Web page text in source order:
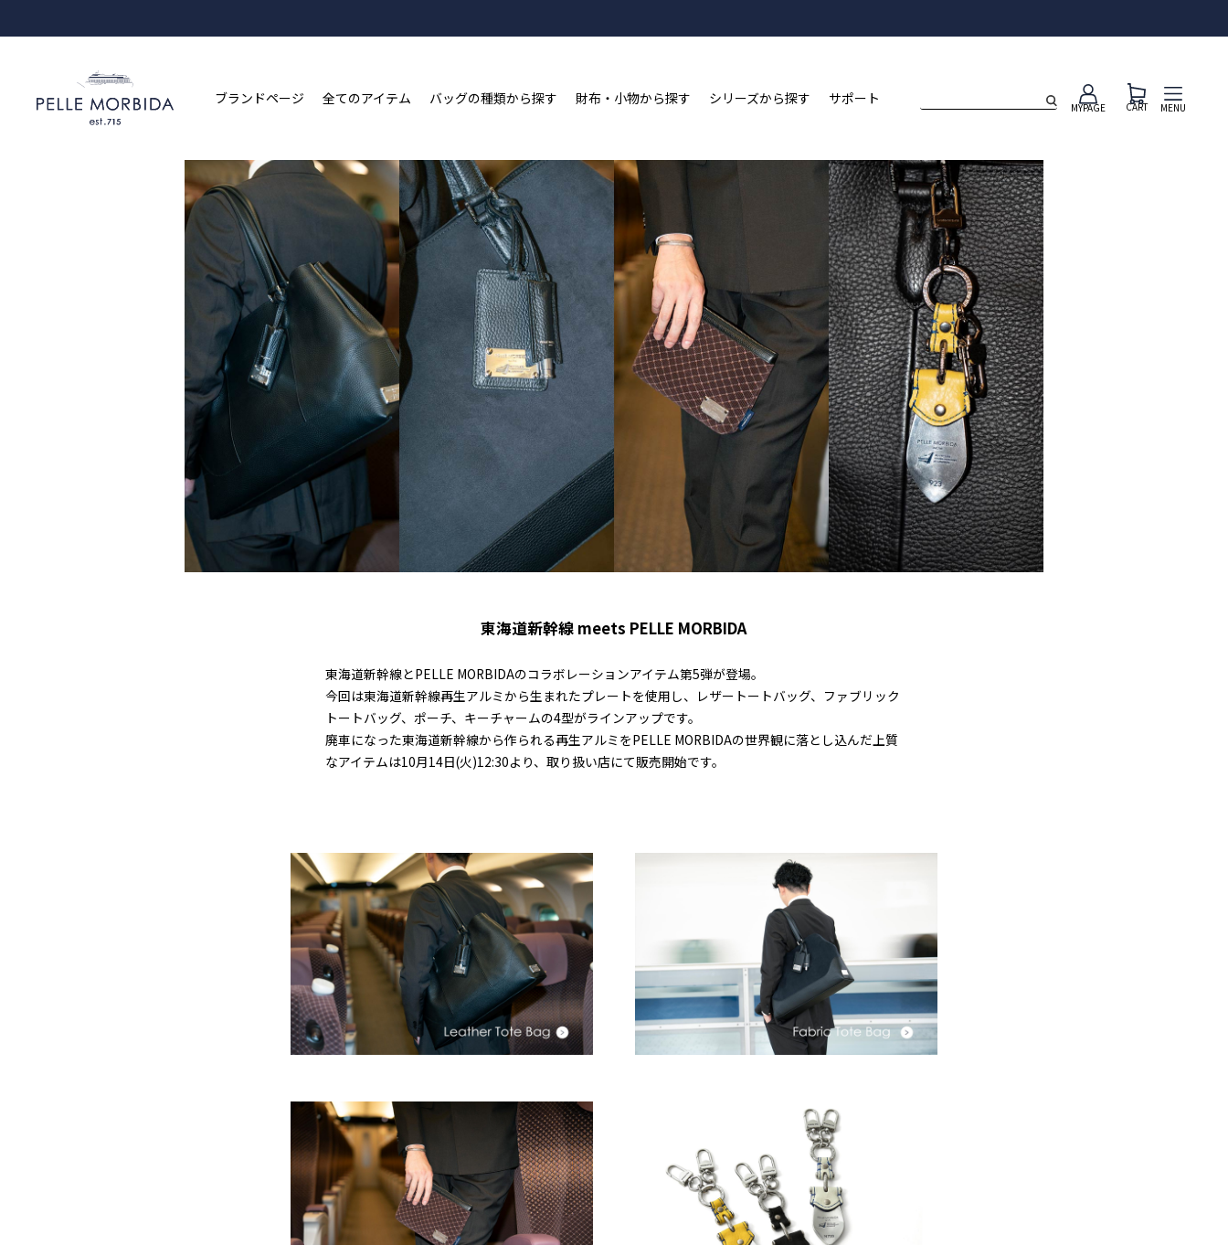
ブランドページ 全てのアイテム バッグの種類から探す 財布・小物から探す シリーズから探す サポート
MYPAGE CART MENU
東海道新幹線 meets PELLE MORBIDA
東海道新幹線とPELLE MORBIDAのコラボレーションアイテム第5弾が登場。
今回は東海道新幹線再生アルミから生まれたプレートを使用し、レザートートバッグ、ファブリック
トートバッグ、ポーチ、キーチャームの4型がラインアップです。
廃車になった東海道新幹線から作られる再生アルミをPELLE MORBIDAの世界観に落とし込んだ上質
なアイテムは10月14日(火)12:30より、取り扱い店にて販売開始です。